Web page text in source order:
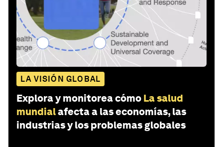
LA VISIÓN GLOBAL
Explora y monitorea cómo La salud
mundialafecta a las economías, las
industrias y los problemas globales